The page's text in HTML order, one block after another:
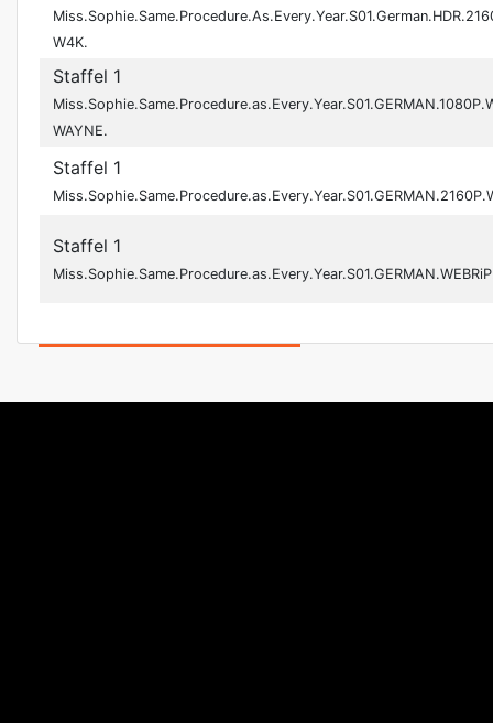
W4K.
Staffel 1
WAYNE.
Staffel 1
Staffel 1